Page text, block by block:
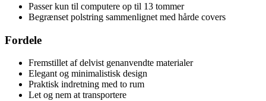
Passer kun til computere op til 13 tommer
Begrænset polstring sammenlignet med hårde covers
Fordele
Fremstillet af delvist genanvendte materialer
Elegant og minimalistisk design
Praktisk indretning med to rum
Let og nem at transportere